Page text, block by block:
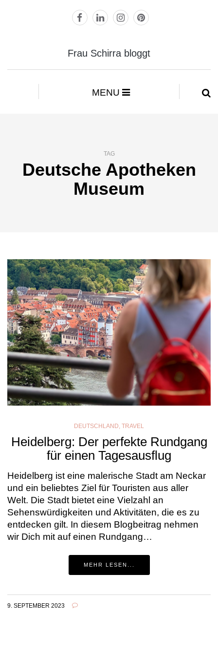
Frau Schirra bloggt
MENU
TAG
Deutsche Apotheken
Museum
DEUTSCHLAND, TRAVEL
Heidelberg: Der perfekte Rundgang
für einen Tagesausflug
Heidelberg ist eine malerische Stadt am Neckar
und ein beliebtes Ziel für Touristen aus aller
Welt. Die Stadt bietet eine Vielzahl an
Sehenswürdigkeiten und Aktivitäten, die es zu
entdecken gilt. In diesem Blogbeitrag nehmen
wir Dich mit auf einen Rundgang…
MEHR LESEN...
9. SEPTEMBER 2023